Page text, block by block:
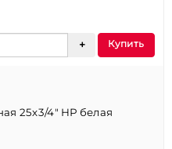
Купить
25х3/4" НР белая